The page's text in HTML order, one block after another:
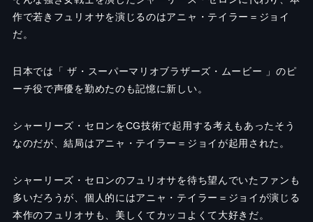
作で若きフュリオサを演じるのはアニャ・テイラー＝ジョイ
だ。
日本では「 ザ・スーパーマリオブラザーズ・ムービー 」のピ
ーチ役で声優を勤めたのも記憶に新しい。
シャーリーズ・セロンをCG技術で起用する考えもあったそう
なのだが、結局はアニャ・テイラー＝ジョイが起用された。
シャーリーズ・セロンのフュリオサを待ち望んでいたファンも
多いだろうが、個人的にはアニャ・テイラー＝ジョイが演じる
本作のフュリオサも、美しくてカッコよくて大好きだ。